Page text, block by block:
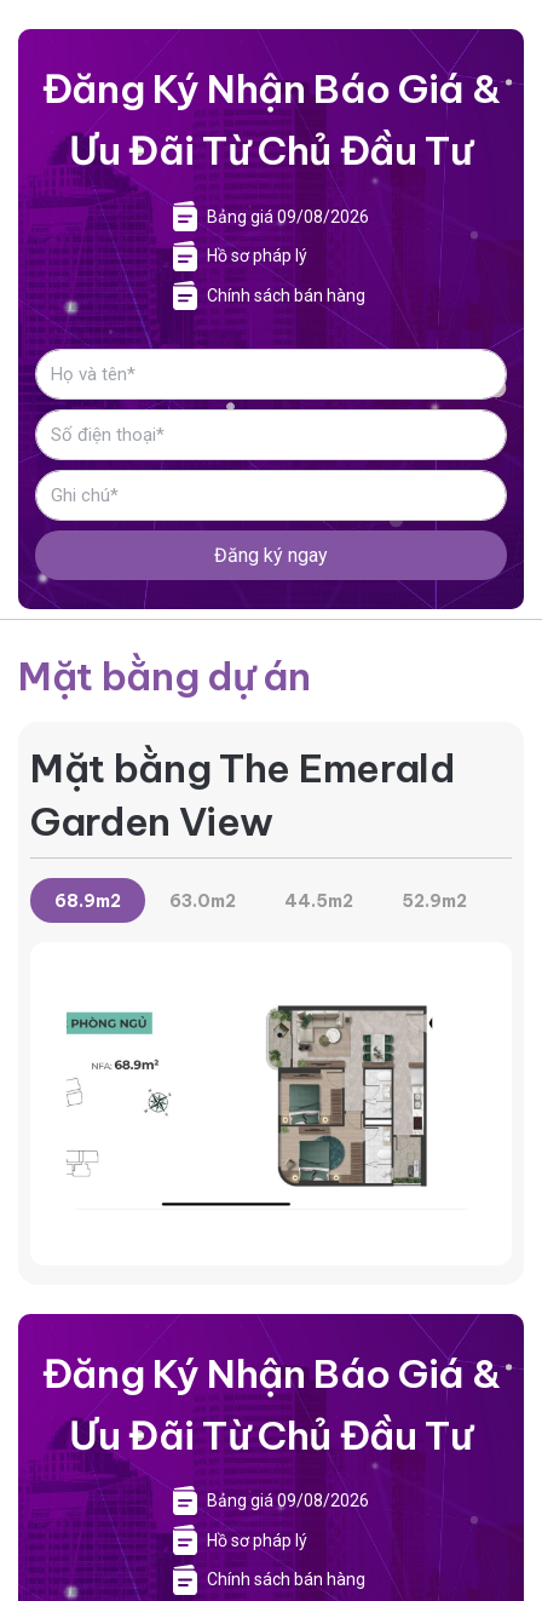
Đăng Ký Nhận Báo Giá &
Ưu Đãi Từ Chủ Đầu Tư
Bảng giá 09/08/2026
Hồ sơ pháp lý
Chính sách bán hàng
Đăng ký ngay
Mặt bằng dự án
Mặt bằng The Emerald
Garden View
68.9m2 63.0m2 44.5m2 52.9m2
Đăng Ký Nhận Báo Giá &
Ưu Đãi Từ Chủ Đầu Tư
Bảng giá 09/08/2026
Hồ sơ pháp lý
Chính sách bán hàng